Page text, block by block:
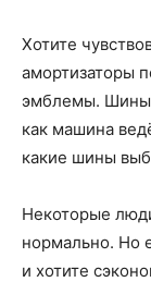
Хотите
амортизаторы
эмблемы. Шины
как машина
какие шины
Некоторые
нормально. Но
и хотите